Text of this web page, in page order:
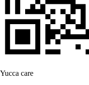
Yucca care